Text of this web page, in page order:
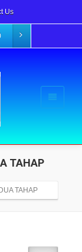
Us
TAHAP
TAHAP